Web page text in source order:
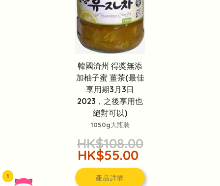
1
韓國濟州 得獎無添
加柚子蜜 薑茶(最佳
享用期3月3日
2023，之後享用也
絕對可以)
1050g大瓶裝
HK$108.00
HK$55.00
產品詳情